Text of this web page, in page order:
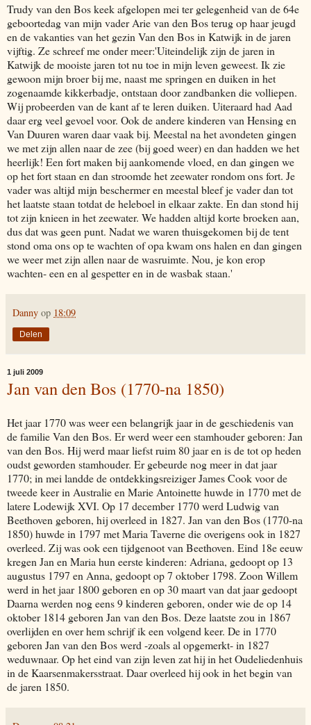
Trudy van den Bos keek afgelopen mei ter gelegenheid van de 64e
geboortedag van mijn vader Arie van den Bos terug op haar jeugd
en de vakanties van het gezin Van den Bos in Katwijk in de jaren
vijftig. Ze schreef me onder meer:'Uiteindelijk zijn de jaren in
Katwijk de mooiste jaren tot nu toe in mijn leven geweest. Ik zie
gewoon mijn broer bij me, naast me springen en duiken in het
zogenaamde kikkerbadje, ontstaan door zandbanken die volliepen.
Wij probeerden van de kant af te leren duiken. Uiteraard had Aad
daar erg veel gevoel voor. Ook de andere kinderen van Hensing en
Van Duuren waren daar vaak bij. Meestal na het avondeten gingen
we met zijn allen naar de zee (bij goed weer) en dan hadden we het
heerlijk! Een fort maken bij aankomende vloed, en dan gingen we
op het fort staan en dan stroomde het zeewater rondom ons fort. Je
vader was altijd mijn beschermer en meestal bleef je vader dan tot
het laatste staan totdat de heleboel in elkaar zakte. En dan stond hij
tot zijn knieen in het zeewater. We hadden altijd korte broeken aan,
dus dat was geen punt. Nadat we waren thuisgekomen bij de tent
stond oma ons op te wachten of opa kwam ons halen en dan gingen
we weer met zijn allen naar de wasruimte. Nou, je kon erop
wachten- een en al gespetter en in de wasbak staan.'
Danny op 18:09
Delen
1 juli 2009
Jan van den Bos (1770-na 1850)
Het jaar 1770 was weer een belangrijk jaar in de geschiedenis van
de familie Van den Bos. Er werd weer een stamhouder geboren: Jan
van den Bos. Hij werd maar liefst ruim 80 jaar en is de tot op heden
oudst geworden stamhouder. Er gebeurde nog meer in dat jaar
1770; in mei landde de ontdekkingsreiziger James Cook voor de
tweede keer in Australie en Marie Antoinette huwde in 1770 met de
latere Lodewijk XVI. Op 17 december 1770 werd Ludwig van
Beethoven geboren, hij overleed in 1827. Jan van den Bos (1770-na
1850) huwde in 1797 met Maria Taverne die overigens ook in 1827
overleed. Zij was ook een tijdgenoot van Beethoven. Eind 18e eeuw
kregen Jan en Maria hun eerste kinderen: Adriana, gedoopt op 13
augustus 1797 en Anna, gedoopt op 7 oktober 1798. Zoon Willem
werd in het jaar 1800 geboren en op 30 maart van dat jaar gedoopt
Daarna werden nog eens 9 kinderen geboren, onder wie de op 14
oktober 1814 geboren Jan van den Bos. Deze laatste zou in 1867
overlijden en over hem schrijf ik een volgend keer. De in 1770
geboren Jan van den Bos werd -zoals al opgemerkt- in 1827
weduwnaar. Op het eind van zijn leven zat hij in het Oudeliedenhuis
in de Kaarsenmakersstraat. Daar overleed hij ook in het begin van
de jaren 1850.